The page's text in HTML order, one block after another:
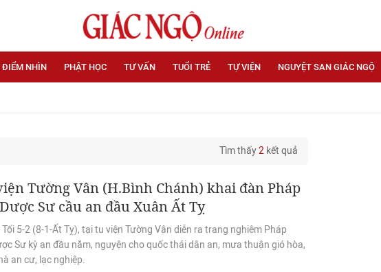
ĐIỂM NHÌN PHẬT HỌC TƯ VẤN TUỔI TRẺ TỰ VIỆN NGUYỆT SAN GIÁC NGỘ
Tìm thấy2 kết quả
Tường Vân (H.Bình Chánh) khai đàn Pháp
Sư cầu an đầu Xuân Ất Tỵ
Tối 5-2 (8-1-Ất Tỵ), tại tu viện Tường Vân diễn ra trang nghiêm Pháp
Sư kỳ an đầu năm, nguyện cho quốc thái dân an, mưa thuận gió hòa,
an cư, lạc nghiệp.